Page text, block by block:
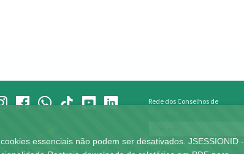
Rede dos Conselhos de
Webmail
essenciais não podem ser desativados. JSESSIONID -